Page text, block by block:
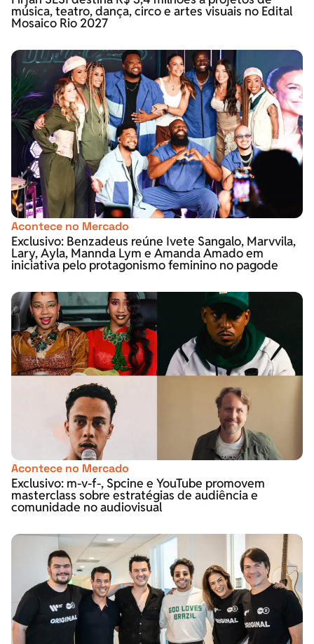
música, teatro, dança, circo e artes visuais no Edital
Mosaico Rio 2027
Acontece no Mercado
Exclusivo: Benzadeus reúne Ivete Sangalo, Marvvila,
Lary, Ayla, Mannda Lym e Amanda Amado em
iniciativa pelo protagonismo feminino no pagode
Acontece no Mercado
Exclusivo: m-v-f-, Spcine e YouTube promovem
masterclass sobre estratégias de audiência e
comunidade no audiovisual